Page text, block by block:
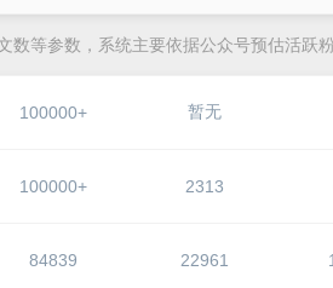
等参数，系统主要依据公众号预估活跃粉
100000+ 暂无
100000+ 2313
84839 22961